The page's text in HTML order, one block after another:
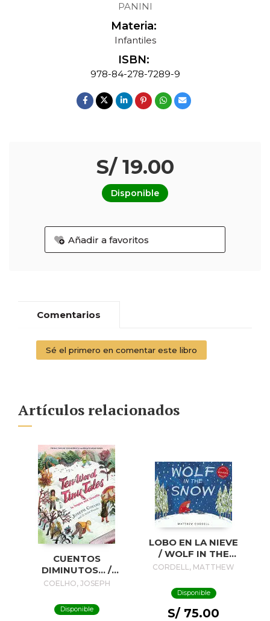
PANINI
Materia:
Infantiles
ISBN:
978-84-278-7289-9
S/ 19.00
Disponible
Añadir a favoritos
Comentarios
Sé el primero en comentar este libro
Artículos relacionados
CUENTOS
DIMINUTOS... /
TINY STORIES...
COELHO, JOSEPH
Disponible
LOBO EN LA NIEVE
/ WOLF IN THE
SNOW
CORDELL, MATTHEW
Disponible
S/ 75.00